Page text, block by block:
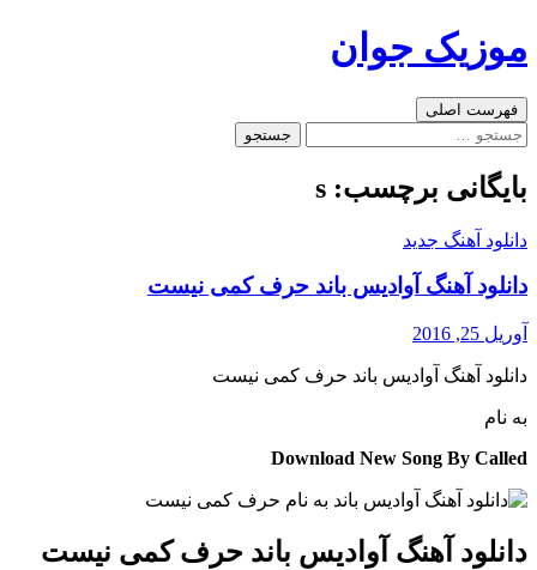
به
موزیک جوان
جست‌وجو
فهرست اصلی
جستجو
بایگانی برچسب: s
دانلود آهنگ جدید
دانلود آهنگ آوادیس باند حرف کمی نیست
آوریل 25, 2016
دانلود آهنگ آوادیس باند حرف کمی نیست
به نام
Download New Song By Called
دانلود آهنگ آوادیس باند حرف کمی نیست